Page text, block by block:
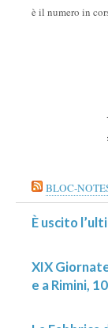
è il numero in
BLOC-
È uscito
XIX
e a Rimini,